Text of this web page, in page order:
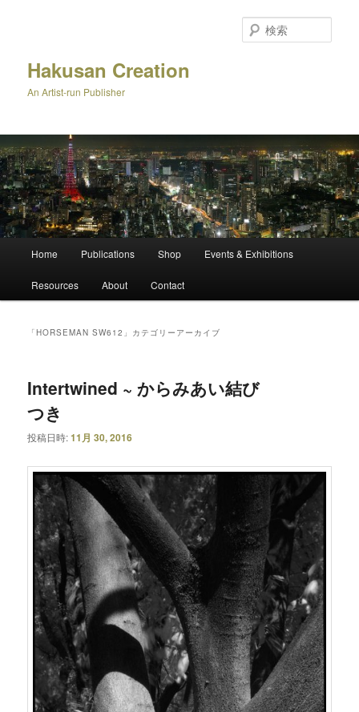
へ
移
動
移
動
Hakusan Creation
An Artist-run Publisher
索
メ
Home Publications Shop Events & Exhibitions
Resources About Contact
「HORSEMAN SW612 」カテゴリーアーカイブ
Intertwined ~ からみあい結び
つき
投稿日時:11月 30, 2016